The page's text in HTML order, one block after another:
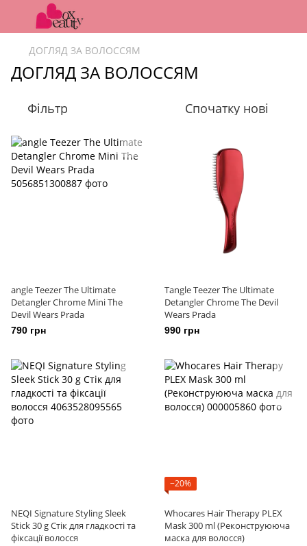
ДОГЛЯД ЗА ВОЛОССЯМ
ДОГЛЯД ЗА ВОЛОССЯМ
Фільтр Спочатку нові
angle Teezer The Ultimate
Detangler Chrome Mini The
Devil Wears Prada
790 грн
Tangle Teezer The Ultimate
Detangler Chrome The Devil
Wears Prada
990 грн
NEQI Signature Styling Sleek
Stick 30 g Стік для гладкості та
фіксації волосся
−20%
Whocares Hair Therapy PLEX
Mask 300 ml (Реконструююча
маска для волосся)